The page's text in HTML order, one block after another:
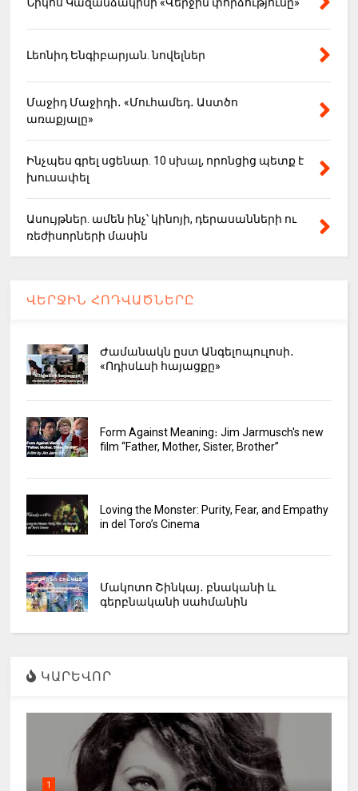
Լեոնիդ Ենգիբարյան. նովելներ
Մաջիդ Մաջիդի․ «Մուհամեդ․ Աստծո
առաքյալը»
Ինչպես գրել սցենար. 10 սխալ, որոնցից պետք է
խուսափել
Ասույթներ. ամեն ինչ՝ կինոյի, դերասանների ու
ռեժիսորների մասին
ՎԵՐՋԻՆ ՀՈԴՎԱԾՆԵՐԸ
Ժամանակն ըստ Անգելոպուլոսի․
«Ոդիսևսի հայացքը»
Form Against Meaning։ Jim Jarmusch's new
film “Father, Mother, Sister, Brother”
Loving the Monster: Purity, Fear, and Empathy
in del Toro’s Cinema
Մակոտո Շինկայ․ բնականի և
գերբնականի սահմանին
ԿԱՐԵՎՈՐ
1